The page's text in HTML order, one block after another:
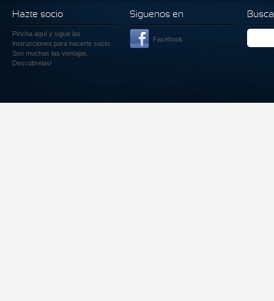
Hazte socio
Pincha aquí y sigue las
instrucciones para hacerte socio.
Son muchas las ventajas.
Descúbrelas!
Siguenos en
Facebook